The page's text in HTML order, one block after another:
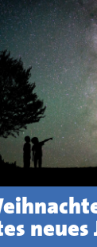
neues